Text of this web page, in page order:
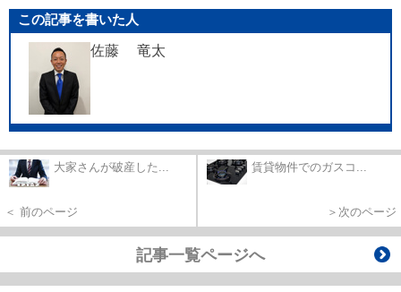
この記事を書いた人
佐藤 竜太
大家さんが破産した...
＜ 前のページ
賃貸物件でのガスコ...
＞次のページ
記事一覧ページへ